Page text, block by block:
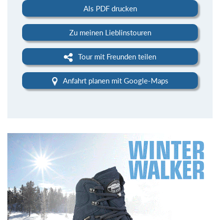
Als PDF drucken
Zu meinen Lieblinstouren
Tour mit Freunden teilen
Anfahrt planen mit Google-Maps